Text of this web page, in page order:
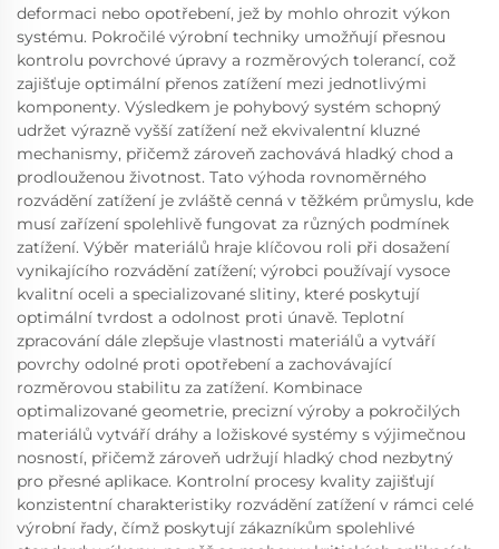
deformaci nebo opotřebení, jež by mohlo ohrozit výkon
systému. Pokročilé výrobní techniky umožňují přesnou
kontrolu povrchové úpravy a rozměrových tolerancí, což
zajišťuje optimální přenos zatížení mezi jednotlivými
komponenty. Výsledkem je pohybový systém schopný
udržet výrazně vyšší zatížení než ekvivalentní kluzné
mechanismy, přičemž zároveň zachovává hladký chod a
prodlouženou životnost. Tato výhoda rovnoměrného
rozvádění zatížení je zvláště cenná v těžkém průmyslu, kde
musí zařízení spolehlivě fungovat za různých podmínek
zatížení. Výběr materiálů hraje klíčovou roli při dosažení
vynikajícího rozvádění zatížení; výrobci používají vysoce
kvalitní oceli a specializované slitiny, které poskytují
optimální tvrdost a odolnost proti únavě. Teplotní
zpracování dále zlepšuje vlastnosti materiálů a vytváří
povrchy odolné proti opotřebení a zachovávající
rozměrovou stabilitu za zatížení. Kombinace
optimalizované geometrie, precizní výroby a pokročilých
materiálů vytváří dráhy a ložiskové systémy s výjimečnou
nosností, přičemž zároveň udržují hladký chod nezbytný
pro přesné aplikace. Kontrolní procesy kvality zajišťují
konzistentní charakteristiky rozvádění zatížení v rámci celé
výrobní řady, čímž poskytují zákazníkům spolehlivé